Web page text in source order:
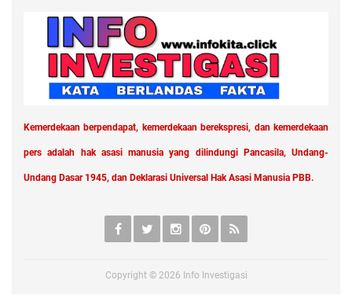
Kemerdekaan berpendapat, kemerdekaan berekspresi, dan kemerdekaan
pers adalah hak asasi manusia yang dilindungi Pancasila, Undang-
Undang Dasar 1945, dan Deklarasi Universal Hak Asasi Manusia PBB.
Copyright © 2026 Info Investigasi